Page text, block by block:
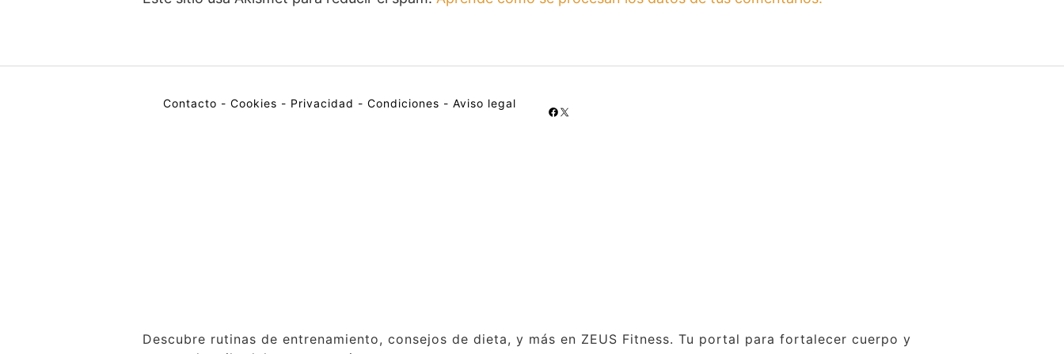
Contacto - Cookies - Privacidad - Condiciones - Aviso legal
Descubre rutinas de entrenamiento, consejos de dieta, y más en ZEUS Fitness. Tu portal para fortalecer cuerpo y